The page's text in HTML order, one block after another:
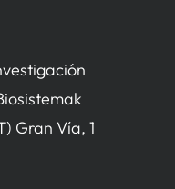
Gran Vía, 1